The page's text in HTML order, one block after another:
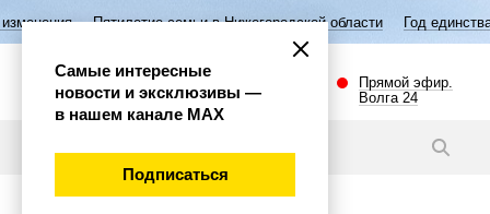
семьи в Нижегородской области Год единства народов
Прямой эфир.
Волга 24
Самые интересные
новости и эксклюзивы —
в нашем канале МАХ
Подписаться